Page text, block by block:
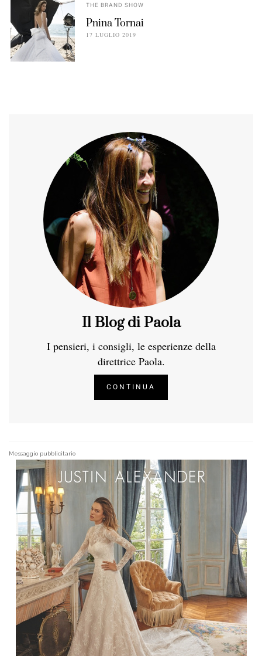
THE BRAND SHOW
Pnina Tornai
17 LUGLIO 2019
Il Blog di Paola
I pensieri, i consigli, le esperienze della
direttrice Paola.
CONTINUA
Messaggio pubblicitario